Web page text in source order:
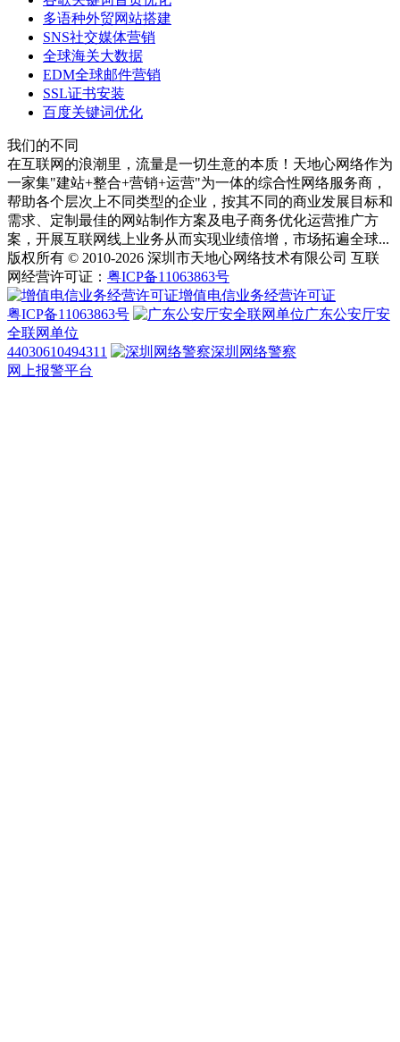
多语种外贸网站搭建
SNS社交媒体营销
全球海关大数据
EDM全球邮件营销
SSL证书安装
百度关键词优化
我们的不同
在互联网的浪潮里，流量是一切生意的本质！天地心网络作为
一家集"建站+整合+营销+运营"为一体的综合性网络服务商，
帮助各个层次上不同类型的企业，按其不同的商业发展目标和
需求、定制最佳的网站制作方案及电子商务优化运营推广方
案，开展互联网线上业务从而实现业绩倍增，市场拓遍全球...
版权所有 © 2010-2026 深圳市天地心网络技术有限公司 互联
网经营许可证： 粤ICP备11063863号
增值电信业务经营许可证
粤ICP备11063863号
广东公安厅安
全联网单位
44030610494311
深圳网络警察
网上报警平台